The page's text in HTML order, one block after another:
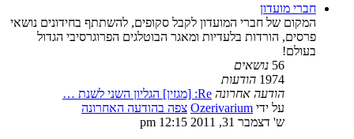
חברי מועדון
המקום של חברי המועדון לקבל סקופים, להשתתף בחידונים נושאי
פרסים, הורדות בלעדיות ומאגר הבוטלגים הפרוגרסיבי הגדול
בעולם!
56 נושאים
1974 הודעות
הודעה אחרונה Re: [מגזין] הגליון השני לשנת …
על ידי Ozerivarium צפה בהודעה האחרונה
ש' דצמבר 31, 2011 12:15 pm